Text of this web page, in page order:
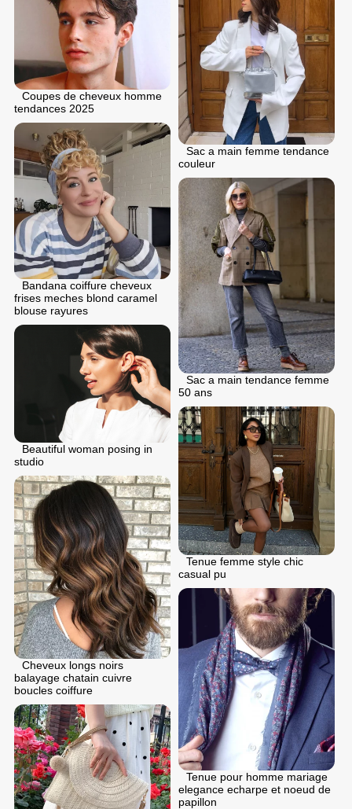
Coupes de cheveux homme
tendances 2025
Sac a main femme tendance
couleur
Bandana coiffure cheveux
frises meches blond caramel
blouse rayures
Sac a main tendance femme
50 ans
Beautiful woman posing in
studio
Tenue femme style chic
casual pu
Cheveux longs noirs
balayage chatain cuivre
boucles coiffure
Tenue pour homme mariage
elegance echarpe et noeud de
papillon